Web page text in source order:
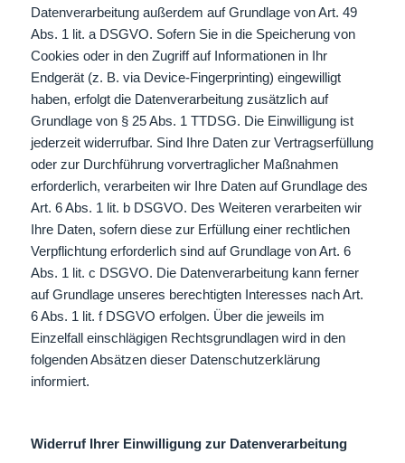
Datenverarbeitung außerdem auf Grundlage von Art. 49
Abs. 1 lit. a DSGVO. Sofern Sie in die Speicherung von
Cookies oder in den Zugriff auf Informationen in Ihr
Endgerät (z. B. via Device-Fingerprinting) eingewilligt
haben, erfolgt die Datenverarbeitung zusätzlich auf
Grundlage von § 25 Abs. 1 TTDSG. Die Einwilligung ist
jederzeit widerrufbar. Sind Ihre Daten zur Vertragserfüllung
oder zur Durchführung vorvertraglicher Maßnahmen
erforderlich, verarbeiten wir Ihre Daten auf Grundlage des
Art. 6 Abs. 1 lit. b DSGVO. Des Weiteren verarbeiten wir
Ihre Daten, sofern diese zur Erfüllung einer rechtlichen
Verpflichtung erforderlich sind auf Grundlage von Art. 6
Abs. 1 lit. c DSGVO. Die Datenverarbeitung kann ferner
auf Grundlage unseres berechtigten Interesses nach Art.
6 Abs. 1 lit. f DSGVO erfolgen. Über die jeweils im
Einzelfall einschlägigen Rechtsgrundlagen wird in den
folgenden Absätzen dieser Datenschutzerklärung
informiert.
Widerruf Ihrer Einwilligung zur Datenverarbeitung